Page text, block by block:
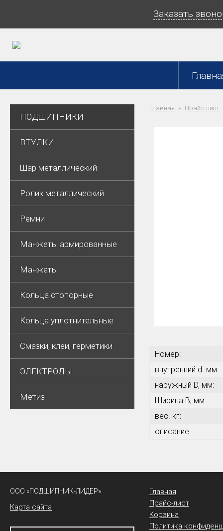
Заказать
ПОДШИПНИКИ
ВТУЛКИ
Шар металлический
Ролик металлический
Ремни
Манжеты армированные
Манжеты
Кольца стопорные
Кольца уплотнительные
Смазки, клеи, герметики
ЭЛЕКТРОДЫ
Метиз
Главная Прайс-лист
Номер:
внутренний d. мм:
наружный D, мм:
Ширина В, мм:
вес. кг:
описание:
ООО «ПОДШИПНИК-ЛИДЕР»
Карта сайта
Главная
Прайс-лист
Корзина
Политика